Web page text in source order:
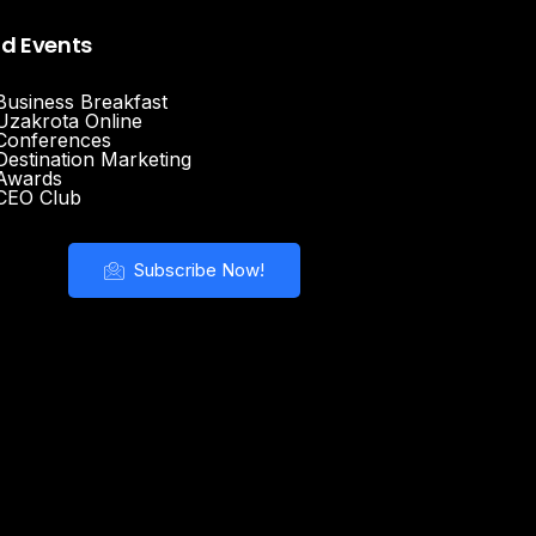
Events
Breakfast
Online
Marketing
Club
Subscribe Now!